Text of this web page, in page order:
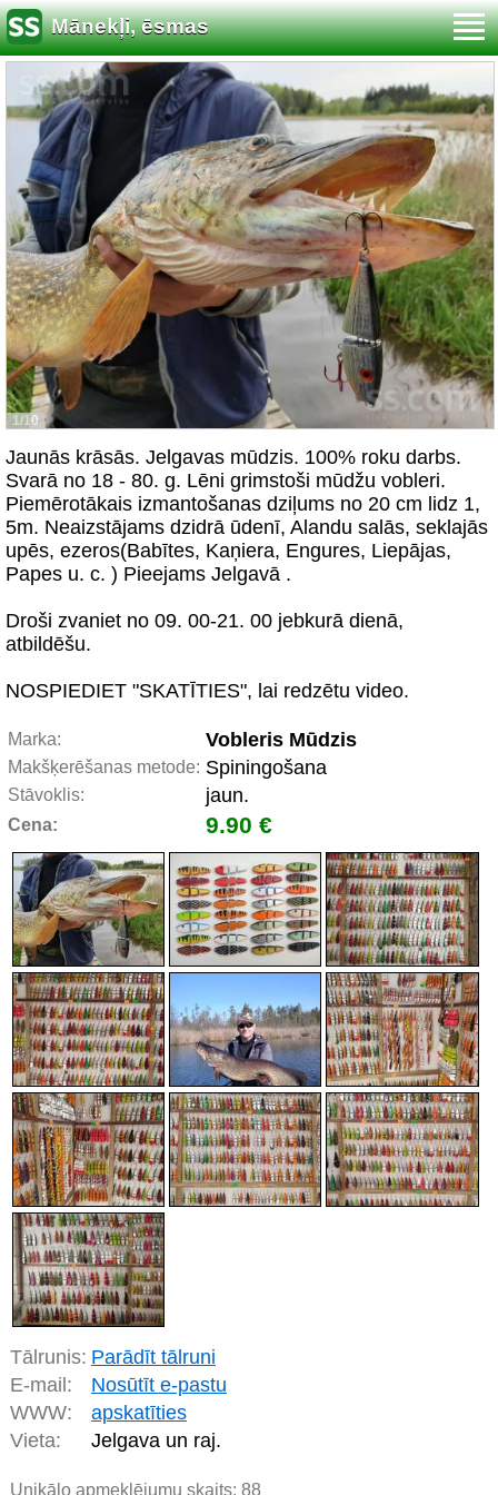
Mānekļi, ēsmas
1/10
Jaunās krāsās. Jelgavas mūdzis. 100% roku darbs.
Svarā no 18 - 80. g. Lēni grimstoši mūdžu vobleri.
Piemērotākais izmantošanas dziļums no 20 cm lidz 1,
5m. Neaizstājams dzidrā ūdenī, Alandu salās, seklajās
upēs, ezeros(Babītes, Kaņiera, Engures, Liepājas,
Papes u. c. ) Pieejams Jelgavā .
Droši zvaniet no 09. 00-21. 00 jebkurā dienā,
atbildēšu.
NOSPIEDIET "SKATĪTIES", lai redzētu video.
Marka: Vobleris Mūdzis
Makšķerēšanas metode: Spiningošana
Stāvoklis: jaun.
Cena: 9.90 €
Tālrunis: Parādīt tālruni
E-mail:
Nosūtīt e-pastu
WWW:
apskatīties
Vieta:
Jelgava un raj.
Unikālo apmeklējumu skaits: 88